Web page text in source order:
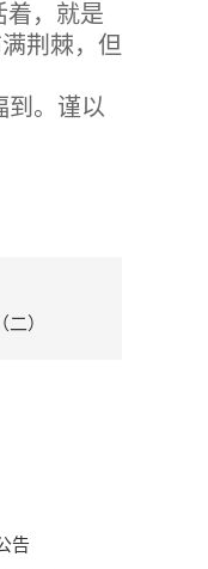
着，就是
荆棘，但
到。谨以
）
告